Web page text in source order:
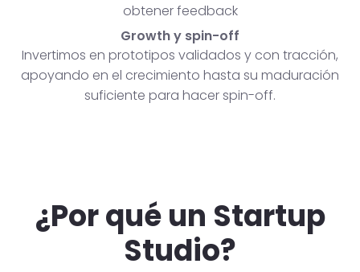
obtener feedback
Growth y spin-off
Invertimos en prototipos validados y con tracción,
apoyando en el crecimiento hasta su maduración
suficiente para hacer spin-off.
¿Por qué un Startup
Studio?